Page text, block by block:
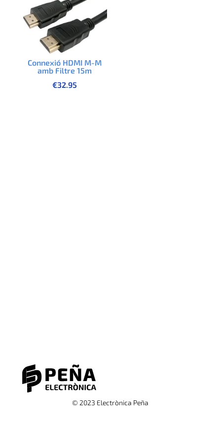
Connexió HDMI M-M
amb Filtre 15m
€32.95
© 2023 Electrònica Peña